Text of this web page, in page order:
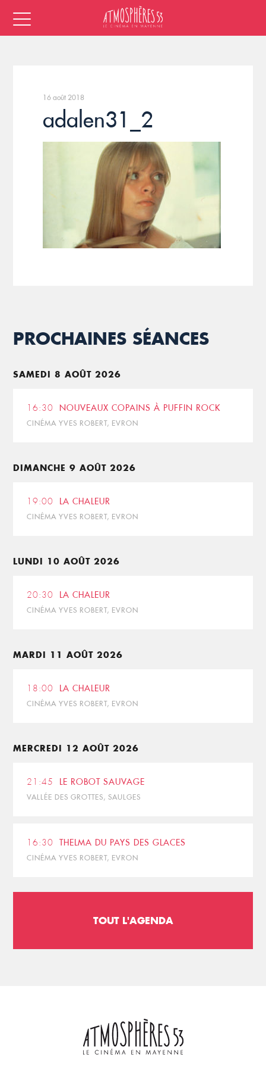
16 août 2018
adalen31_2
PROCHAINES SÉANCES
SAMEDI 8 AOÛT 2026
16:30 NOUVEAUX COPAINS À PUFFIN ROCK
CINÉMA YVES ROBERT, EVRON
DIMANCHE 9 AOÛT 2026
19:00 LA CHALEUR
CINÉMA YVES ROBERT, EVRON
LUNDI 10 AOÛT 2026
20:30 LA CHALEUR
CINÉMA YVES ROBERT, EVRON
MARDI 11 AOÛT 2026
18:00 LA CHALEUR
CINÉMA YVES ROBERT, EVRON
MERCREDI 12 AOÛT 2026
21:45 LE ROBOT SAUVAGE
VALLÉE DES GROTTES, SAULGES
16:30 THELMA DU PAYS DES GLACES
CINÉMA YVES ROBERT, EVRON
TOUT L'AGENDA